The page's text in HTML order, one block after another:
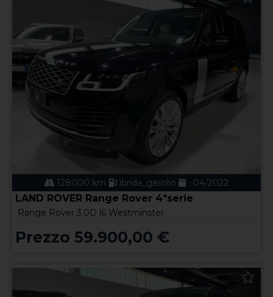
128000 km ibrida_gasolio 04/2022
LAND ROVER Range Rover 4ªserie
Range Rover 3.0D l6 Westminster
Prezzo 59.900,00 €